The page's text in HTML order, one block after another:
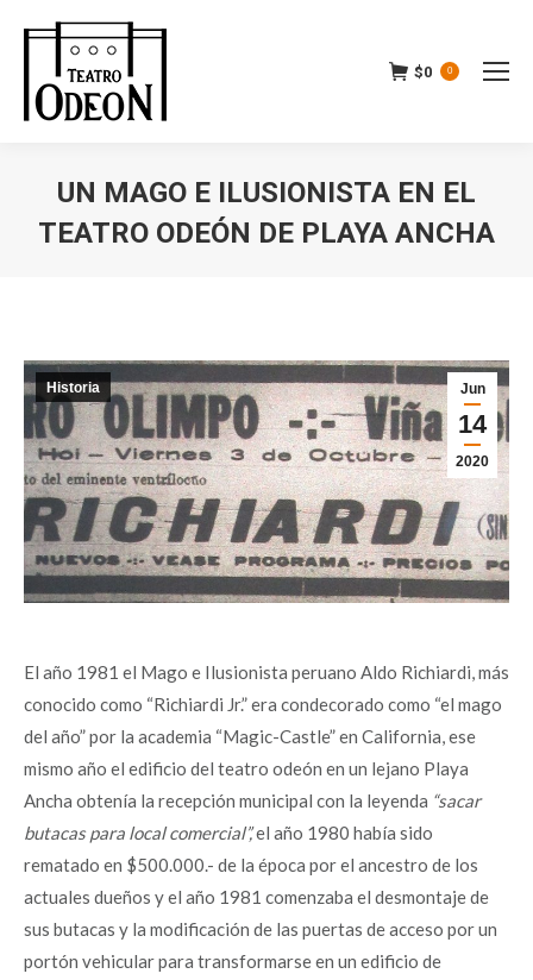
$0 0
UN MAGO E ILUSIONISTA EN EL
TEATRO ODEÓN DE PLAYA ANCHA
Jun
14
2020
Historia
El año 1981 el Mago e Ilusionista peruano Aldo Richiardi, más
conocido como “Richiardi Jr.” era condecorado como “el mago
del año” por la academia “Magic-Castle” en California, ese
mismo año el edificio del teatro odeón en un lejano Playa
Ancha obtenía la recepción municipal con la leyenda “sacar
butacas para local comercial”,el año 1980 había sido
rematado en $500.000.- de la época por el ancestro de los
actuales dueños y el año 1981 comenzaba el desmontaje de
sus butacas y la modificación de las puertas de acceso por un
portón vehicular para transformarse en un edificio de